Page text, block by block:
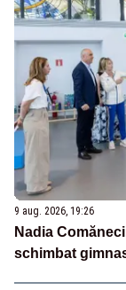
9 aug. 2026, 19:26
Nadia
schimbat